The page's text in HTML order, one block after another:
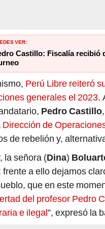
VER:
Castillo: Fiscalía recibió
Perú Libre reiteró
generales el 2023.
Pedro Castillo
Dirección de
de rebelión y,
la señora (Dina)
frente a ello dejamos
que en este
del profesor Pedro
e ilegal”, expresó la